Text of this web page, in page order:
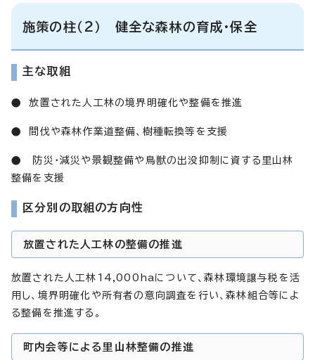
施策の柱（2） 健全な森林の育成・保全
主な取組
● 放置された人工林の境界明確化や整備を推進
● 間伐や森林作業道整備、樹種転換等を支援
● 防災・減災や景観整備や鳥獣の出没抑制に資する里山林
整備を支援
区分別の取組の方向性
放置された人工林の整備の推進
放置された人工林14,000haについて、森林環境譲与税を活
用し、境界明確化や所有者の意向調査を行い、森林組合等によ
る整備を推進する。
町内会等による里山林整備の推進